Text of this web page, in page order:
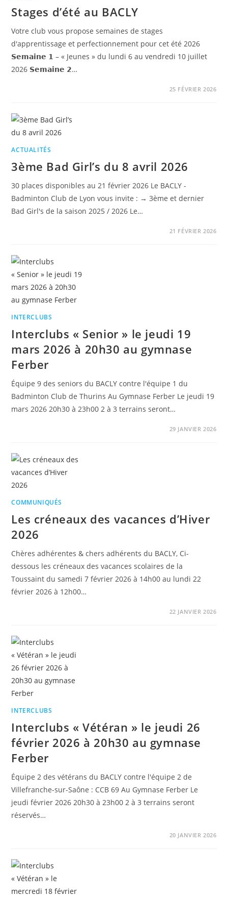
Stages d’été au BACLY
Votre club vous propose semaines de stages
d'apprentissage et perfectionnement pour cet été 2026
𝗦𝗲𝗺𝗮𝗶𝗻𝗲 𝟭 – « Jeunes » du lundi 6 au vendredi 10 juillet
2026 𝗦𝗲𝗺𝗮𝗶𝗻𝗲 𝟮…
25 FÉVRIER 2026
ACTUALITÉS
3ème Bad Girl’s du 8 avril 2026
30 places disponibles au 21 février 2026 Le BACLY -
Badminton Club de Lyon vous invite : → 3ème et dernier
Bad Girl's de la saison 2025 / 2026 Le…
21 FÉVRIER 2026
INTERCLUBS
Interclubs « Senior » le jeudi 19
mars 2026 à 20h30 au gymnase
Ferber
Équipe 9 des seniors du BACLY contre l'équipe 1 du
Badminton Club de Thurins Au Gymnase Ferber Le jeudi 19
mars 2026 20h30 à 23h00 2 à 3 terrains seront…
29 JANVIER 2026
COMMUNIQUÉS
Les créneaux des vacances d’Hiver
2026
Chères adhérentes & chers adhérents du BACLY, Ci-
dessous les créneaux des vacances scolaires de la
Toussaint du samedi 7 février 2026 à 14h00 au lundi 22
février 2026 à 12h00…
22 JANVIER 2026
INTERCLUBS
Interclubs « Vétéran » le jeudi 26
février 2026 à 20h30 au gymnase
Ferber
Équipe 2 des vétérans du BACLY contre l'équipe 2 de
Villefranche-sur-Saône : CCB 69 Au Gymnase Ferber Le
jeudi février 2026 20h30 à 23h00 2 à 3 terrains seront
réservés…
20 JANVIER 2026